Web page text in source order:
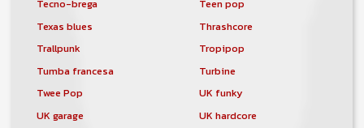
Tecno-brega
Teen pop
Texas blues
Thrashcore
Trallpunk
Tropipop
Tumba francesa
Turbine
Twee Pop
UK funky
UK garage
UK hardcore